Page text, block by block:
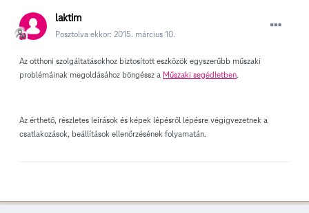
laktim
Posztolva ekkor: 2015. március 10.
Az otthoni szolgáltatásokhoz biztosított eszközök egyszerűbb műszaki
problémáinak megoldásához böngéssz a Műszaki segédletben.
Az érthető, részletes leírások és képek lépésről lépésre végigvezetnek a
csatlakozások, beállítások ellenőrzésének folyamatán.